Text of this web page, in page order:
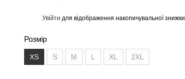
Увійти для відображення накопичувальної знижки
Розмір
XS S M L XL 2XL